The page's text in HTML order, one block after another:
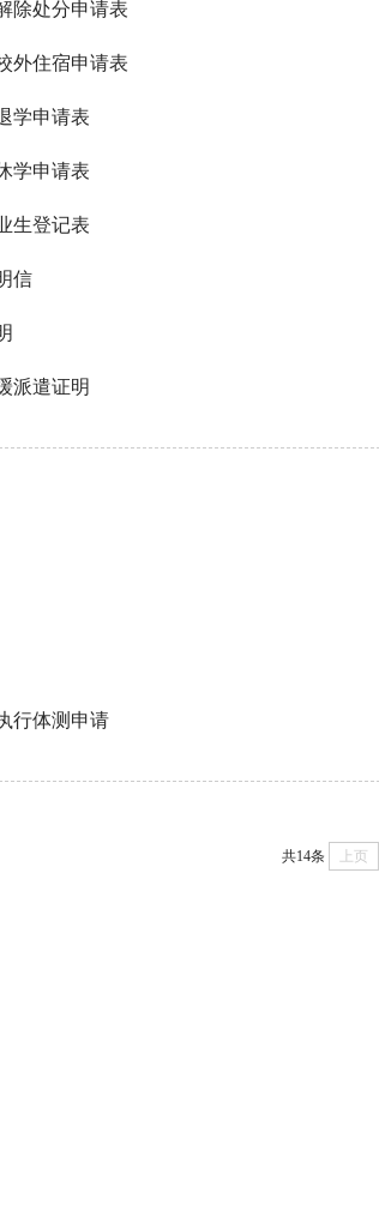
除处分申请表
外住宿申请表
学申请表
学申请表
生登记表
信
派遣证明
行体测申请
共14条 上页